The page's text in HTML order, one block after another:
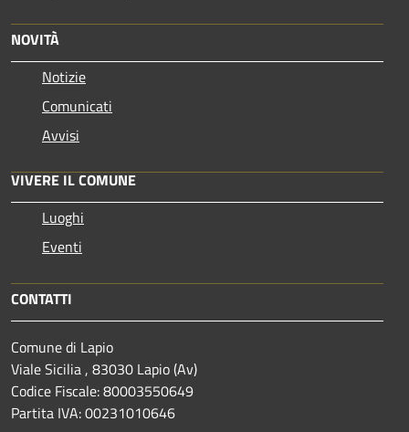
NOVITÀ
Notizie
Comunicati
Avvisi
VIVERE IL COMUNE
Luoghi
Eventi
CONTATTI
Comune di Lapio
Viale Sicilia , 83030 Lapio (Av)
Codice Fiscale: 80003550649
Partita IVA: 00231010646